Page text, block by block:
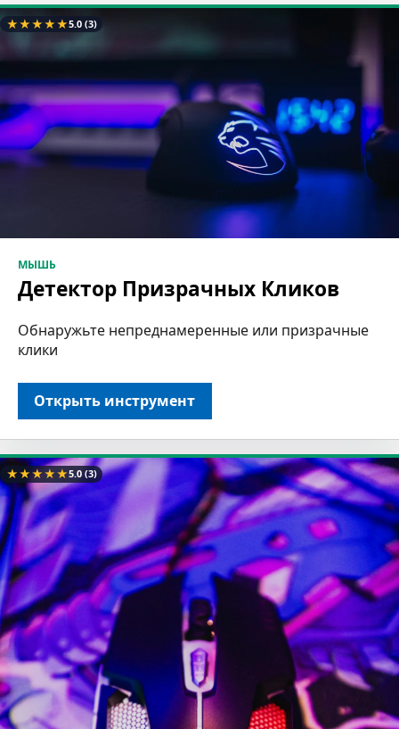
★★★★★5.0(3)
МЫШЬ
Детектор Призрачных Кликов
Обнаружьте непреднамеренные или призрачные
клики
Открыть инструмент
★★★★★5.0(3)